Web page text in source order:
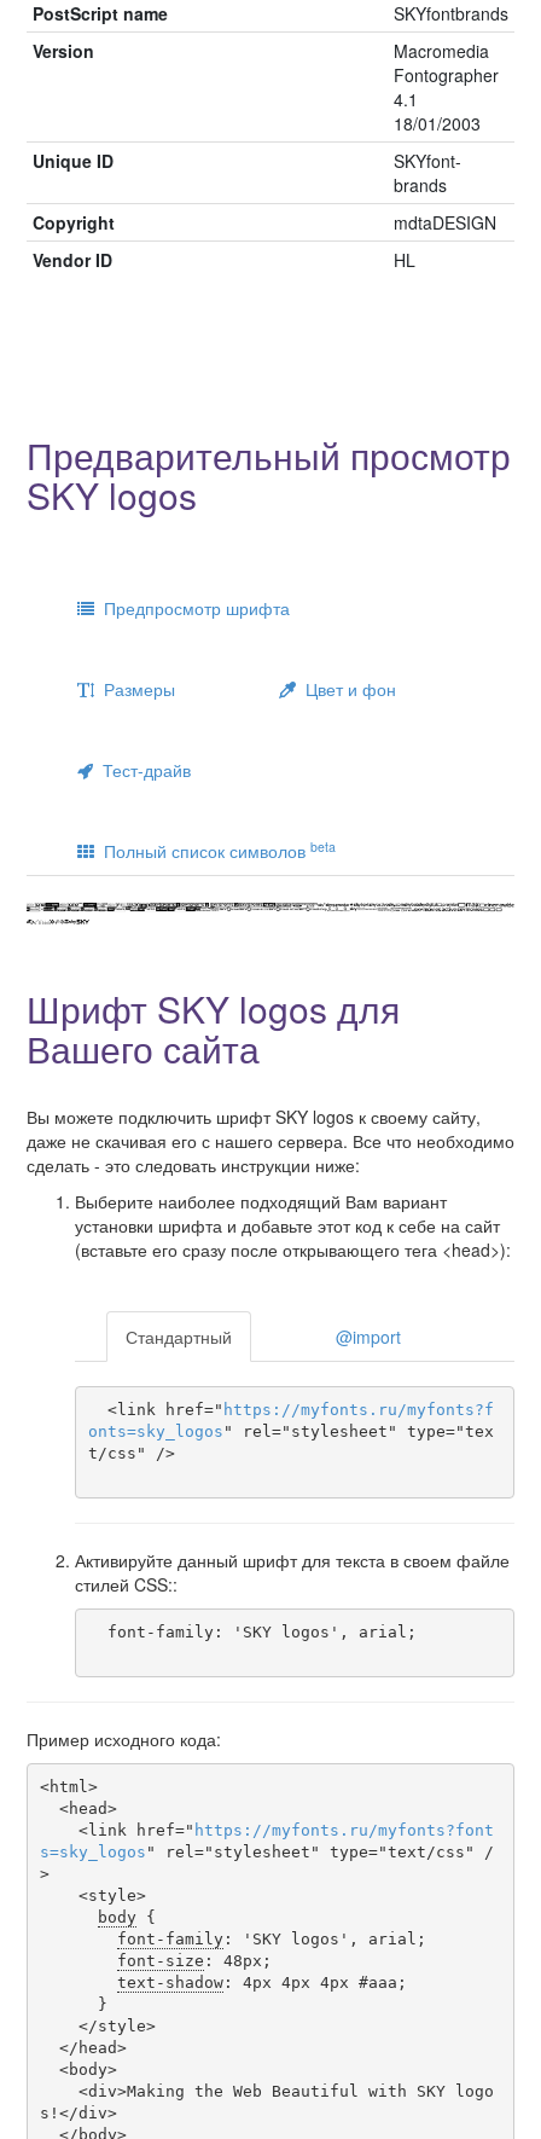
PostScript name
SKYfontbrands
Version
Macromedia
Fontographer
4.1
18/01/2003
Unique ID
SKYfont-
brands
Copyright
mdtaDESIGN
Vendor ID
HL
Предварительный просмотр
SKY logos
Предпросмотр шрифта
Размеры Цвет и фон
Тест-драйв
Полный список символов beta
Шрифт SKY logos для
Вашего сайта
Вы можете подключить шрифт SKY logos к своему сайту,
даже не скачивая его с нашего сервера. Все что необходимо
сделать - это следовать инструкции ниже:
Выберите наиболее подходящий Вам вариант
установки шрифта и добавьте этот код к себе на сайт
(вставьте его сразу после открывающего тега <head>):
Стандартный @import
  <link href="
https ://myfonts . ru /myfonts?f
onts=sky_logos " rel="stylesheet" type="tex
t/css" />
Активируйте данный шрифт для текста в своем файле
стилей CSS::
Пример исходного кода:
<html>
    <link href="
https ://myfonts . ru /myfonts?font
s=sky_logos " rel="stylesheet" type="text/css" /
>
body {
font-family: 'SKY logos', arial;
font-size : 48px;
text-shadow: 4px 4px 4px #aaa;
s!</div>